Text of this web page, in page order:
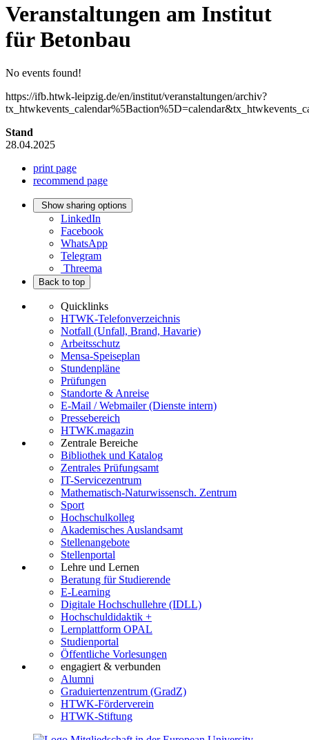
Veranstaltungen am Institut
für Betonbau
No events found!
https://ifb.htwk-leipzig.de/en/institut/veranstaltungen/archiv?
Stand
28.04.2025
print page
recommend page
Show sharing options
LinkedIn
Facebook
WhatsApp
Telegram
Threema
Back to top
Quicklinks
HTWK-Telefonverzeichnis
Notfall (Unfall, Brand, Havarie)
Arbeitsschutz
Mensa-Speiseplan
Stundenpläne
Prüfungen
Standorte & Anreise
E-Mail / Webmailer (Dienste intern)
Pressebereich
HTWK.magazin
Zentrale Bereiche
Bibliothek und Katalog
Zentrales Prüfungsamt
IT-Servicezentrum
Mathematisch-Naturwissensch. Zentrum
Sport
Hochschulkolleg
Akademisches Auslandsamt
Stellenangebote
Stellenportal
Lehre und Lernen
Beratung für Studierende
E-Learning
Digitale Hochschullehre (IDLL)
Hochschuldidaktik +
Lernplattform OPAL
Studienportal
Öffentliche Vorlesungen
engagiert & verbunden
Alumni
Graduiertenzentrum (GradZ)
HTWK-Förderverein
HTWK-Stiftung